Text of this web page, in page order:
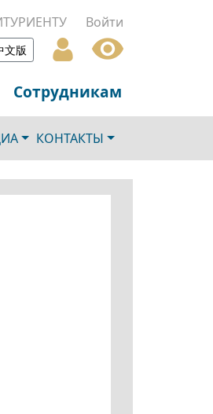
Войти
文版
Сотрудникам
КОНТАКТЫ